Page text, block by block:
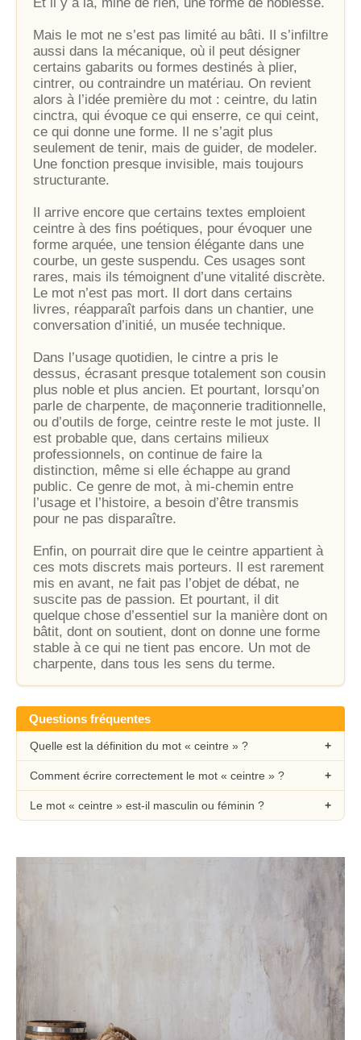
Mais le mot ne s’est pas limité au bâti. Il s’infiltre
aussi dans la mécanique, où il peut désigner
certains gabarits ou formes destinés à plier,
cintrer, ou contraindre un matériau. On revient
alors à l’idée première du mot : ceintre, du latin
cinctra, qui évoque ce qui enserre, ce qui ceint,
ce qui donne une forme. Il ne s’agit plus
seulement de tenir, mais de guider, de modeler.
Une fonction presque invisible, mais toujours
structurante.
Il arrive encore que certains textes emploient
ceintre à des fins poétiques, pour évoquer une
forme arquée, une tension élégante dans une
courbe, un geste suspendu. Ces usages sont
rares, mais ils témoignent d’une vitalité discrète.
Le mot n’est pas mort. Il dort dans certains
livres, réapparaît parfois dans un chantier, une
conversation d’initié, un musée technique.
Dans l’usage quotidien, le cintre a pris le
dessus, écrasant presque totalement son cousin
plus noble et plus ancien. Et pourtant, lorsqu’on
parle de charpente, de maçonnerie traditionnelle,
ou d’outils de forge, ceintre reste le mot juste. Il
est probable que, dans certains milieux
professionnels, on continue de faire la
distinction, même si elle échappe au grand
public. Ce genre de mot, à mi-chemin entre
l’usage et l’histoire, a besoin d’être transmis
pour ne pas disparaître.
Enfin, on pourrait dire que le ceintre appartient à
ces mots discrets mais porteurs. Il est rarement
mis en avant, ne fait pas l’objet de débat, ne
suscite pas de passion. Et pourtant, il dit
quelque chose d’essentiel sur la manière dont on
bâtit, dont on soutient, dont on donne une forme
stable à ce qui ne tient pas encore. Un mot de
charpente, dans tous les sens du terme.
Questions fréquentes
Quelle est la définition du mot « ceintre » ?
Comment écrire correctement le mot « ceintre » ?
Le mot « ceintre » est-il masculin ou féminin ?